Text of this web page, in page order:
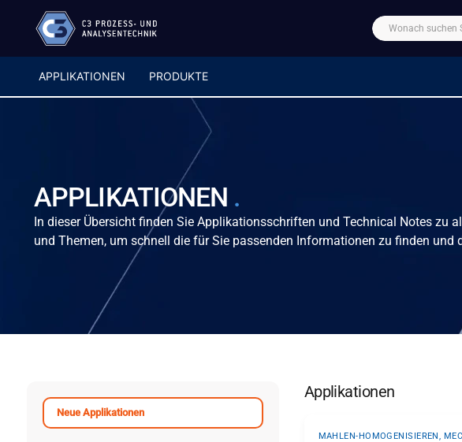
APPLIKATIONEN PRODUKTE
APPLIKATIONEN .
In dieser Übersicht finden Sie Applikationsschriften und Technical Notes zu
und Themen, um schnell die für Sie passenden Informationen zu finden und
Neue Applikationen
Applikationen
MAHLEN-HOMOGENISIEREN,